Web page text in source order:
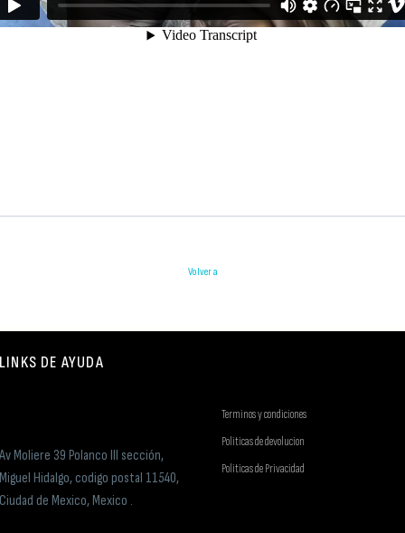
Volver a
LINKS DE AYUDA
Av Moliere 39 Polanco III sección,
Miguel Hidalgo, codigo postal 11540,
Ciudad de Mexico, Mexico .
Terminos y condiciones
Politicas de devolucion
Politicas de Privacidad